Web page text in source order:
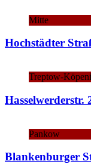
Mitte
Hochstädter
Treptow-
Hasselwerderstr.
Pankow
Blankenburger